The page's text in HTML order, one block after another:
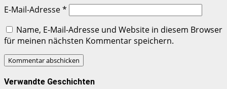
E-Mail-Adresse*
Name, E-Mail-Adresse und Website in diesem Browser
für meinen nächsten Kommentar speichern.
Verwandte Geschichten